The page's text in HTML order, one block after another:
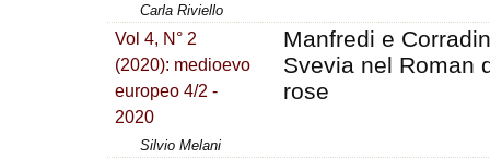
Carla Riviello
Vol 4, N° 2
(2020): medioevo
europeo 4/2 -
2020
Manfredi e
Svevia nel Roman
rose
Silvio Melani